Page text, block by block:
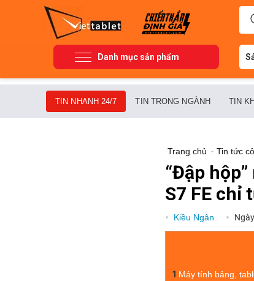
Danh mục sản phẩm
TIN NHANH 24/7 TIN TRONG NGÀNH TIN
Trang chủ - Tin tức
“Đập
S7 FE chỉ
Kiều Ngân
1 Máy tính bảng,